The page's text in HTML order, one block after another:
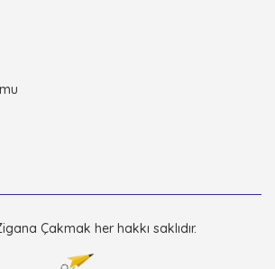
Çakmak her hakkı saklıdır.